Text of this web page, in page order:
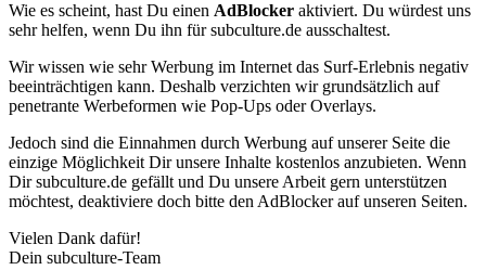
Wie es scheint, hast Du einen AdBlocker aktiviert. Du würdest uns
sehr helfen, wenn Du ihn für subculture.de ausschaltest.
Wir wissen wie sehr Werbung im Internet das Surf-Erlebnis negativ
beeinträchtigen kann. Deshalb verzichten wir grundsätzlich auf
penetrante Werbeformen wie Pop-Ups oder Overlays.
Jedoch sind die Einnahmen durch Werbung auf unserer Seite die
einzige Möglichkeit Dir unsere Inhalte kostenlos anzubieten. Wenn
Dir subculture.de gefällt und Du unsere Arbeit gern unterstützen
möchtest, deaktiviere doch bitte den AdBlocker auf unseren Seiten.
Vielen Dank dafür!
Dein subculture-Team